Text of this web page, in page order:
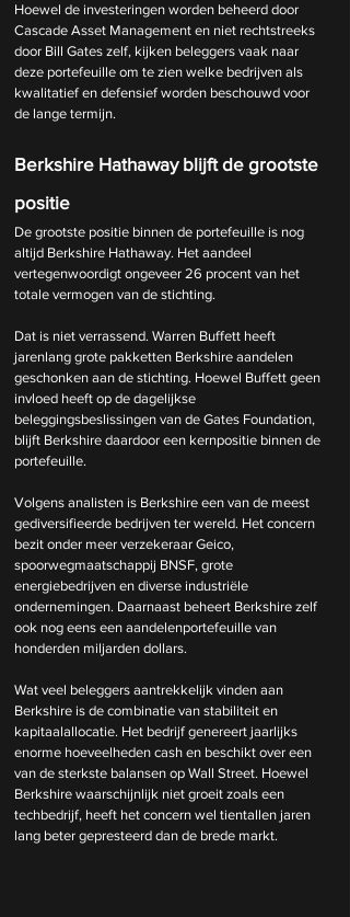
Hoewel de investeringen worden beheerd door
Cascade Asset Management en niet rechtstreeks
door Bill Gates zelf, kijken beleggers vaak naar
deze portefeuille om te zien welke bedrijven als
kwalitatief en defensief worden beschouwd voor
de lange termijn.
Berkshire Hathaway blijft de grootste
positie
De grootste positie binnen de portefeuille is nog
altijd Berkshire Hathaway. Het aandeel
vertegenwoordigt ongeveer 26 procent van het
totale vermogen van de stichting.
Dat is niet verrassend. Warren Buffett heeft
jarenlang grote pakketten Berkshire aandelen
geschonken aan de stichting. Hoewel Buffett geen
invloed heeft op de dagelijkse
beleggingsbeslissingen van de Gates Foundation,
blijft Berkshire daardoor een kernpositie binnen de
portefeuille.
Volgens analisten is Berkshire een van de meest
gediversifieerde bedrijven ter wereld. Het concern
bezit onder meer verzekeraar Geico,
spoorwegmaatschappij BNSF, grote
energiebedrijven en diverse industriële
ondernemingen. Daarnaast beheert Berkshire zelf
ook nog eens een aandelenportefeuille van
honderden miljarden dollars.
Wat veel beleggers aantrekkelijk vinden aan
Berkshire is de combinatie van stabiliteit en
kapitaalallocatie. Het bedrijf genereert jaarlijks
enorme hoeveelheden cash en beschikt over een
van de sterkste balansen op Wall Street. Hoewel
Berkshire waarschijnlijk niet groeit zoals een
techbedrijf, heeft het concern wel tientallen jaren
lang beter gepresteerd dan de brede markt.